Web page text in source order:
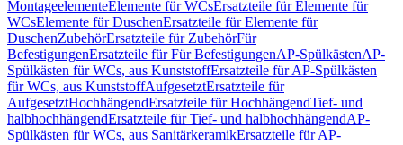
MontageelementeElemente für WCsErsatzteile für Elemente für
WCsElemente für DuschenErsatzteile für Elemente für
DuschenZubehörErsatzteile für ZubehörFür
BefestigungenErsatzteile für Für BefestigungenAP-SpülkästenAP-
Spülkästen für WCs, aus KunststoffErsatzteile für AP-Spülkästen
für WCs, aus KunststoffAufgesetztErsatzteile für
AufgesetztHochhängendErsatzteile für HochhängendTief- und
halbhochhängendErsatzteile für Tief- und halbhochhängendAP-
Spülkästen für WCs, aus SanitärkeramikErsatzteile für AP-